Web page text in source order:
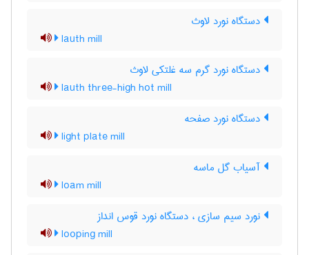
دستگاه نورد لاوث
lauth mill
دستگاه نورد گرم سه غلتکی لاوث
lauth three-high hot mill
دستگاه نورد صفحه
light plate mill
آسیاب گل ماسه
loam mill
نورد سیم سازی ، دستگاه نورد قوس انداز
looping mill